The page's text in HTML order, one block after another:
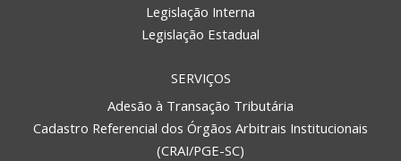
Legislação Interna
Legislação Estadual
SERVIÇOS
Adesão à Transação Tributária
Cadastro Referencial dos Órgãos Arbitrais Institucionais
(CRAI/PGE-SC)